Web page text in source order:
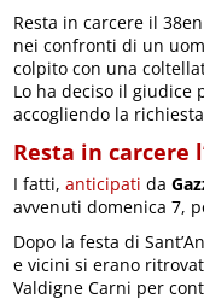
Resta in carcere il
nei confronti di un
colpito con una
Lo ha deciso il
accogliendo la
Resta in carcere
I fatti,anticipati da
avvenuti domenica 7,
Dopo la festa di
e vicini si erano
Valdigne Carni per